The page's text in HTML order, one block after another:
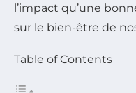
l’impact qu’une
sur le bien-être de
Table of Contents